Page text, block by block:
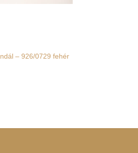
– 926/0729 fehér